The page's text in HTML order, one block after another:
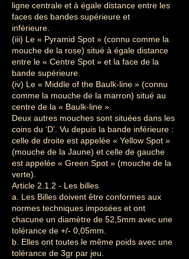
ligne centrale et à égale distance entre les
faces des bandes supérieure et
inférieure.
(iii) Le « Pyramid Spot » (connu comme la
mouche de la rose) situé à égale distance
entre le « Centre Spot » et la face de la
bande supérieure.
(iv) Le « Middle of the Baulk-line » (connu
comme la mouche de la marron) situé au
centre de la « Baulk-line ».
Deux autres mouches sont situées dans les
coins du ‘D’. Vu depuis la bande inférieure :
celle de droite est appelée « Yellow Spot »
(mouche de la Jaune) et celle de gauche
est appelée « Green Spot » (mouche de la
verte).
Article 2.1.2 - Les billes
a. Les Billes doivent être conformes aux
normes techniques imposées et ont
chacune un diamètre de 52,5mm avec une
tolérance de +/- 0,05mm.
b. Elles ont toutes le même poids avec une
tolérance de 3gr par jeu.